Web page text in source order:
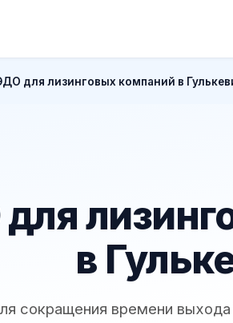
для лизинговых компаний в
в
сокращения времени выхода